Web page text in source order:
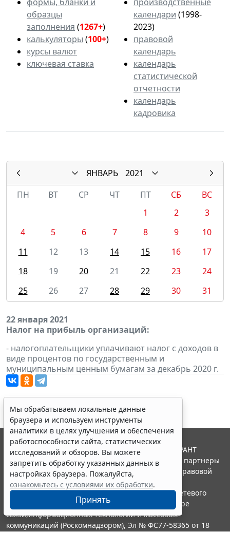
образцы
заполнения (1267+)
калькуляторы (100+)
курсы валют
ключевая ставка
календари (1998-
2023)
правовой
календарь
календарь
статистической
отчетности
календарь
кадровика
ЯНВАРЬ
2021
ПН
ВТ СР ЧТ ПТ СБ
ВС
1
2
3
4
5 6 7 8 9
10
11
12 13 14 15 16
17
18
19 20 21 22 23
24
25
26 27 28 29 30 31
22 января 2021
Налог на прибыль организаций:
- налогоплательщики уплачивают налог с доходов в
виде процентов по государственным и
муниципальным ценным бумагам за декабрь 2020 г.
Мы обрабатываем локальные данные
браузера и используем инструменты
аналитики в целях улучшения и обеспечения
работоспособности сайта, статистических
исследований и обзоров. Вы можете
запретить обработку указанных данных в
настройках браузера. Пожалуйста,
ознакомьтесь с условиями их обработки.
Принять
© ООО "НПП "ГАРАНТ-СЕРВИС", 2026. Система ГАРАНТ
выпускается с 1990 года. Компания "Гарант" и ее партнеры
являются участниками Российской ассоциации правовой
информации ГАРАНТ.
Портал ГАРАНТ.РУ зарегистрирован в качестве сетевого
издания Федеральной службой по надзору в сфере
связи,информационных технологий и массовых
коммуникаций (Роскомнадзором), Эл № ФС77-58365 от 18